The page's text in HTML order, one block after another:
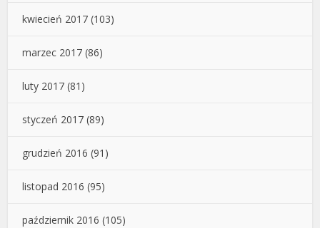
kwiecień 2017 (103)
marzec 2017 (86)
luty 2017 (81)
styczeń 2017 (89)
grudzień 2016 (91)
listopad 2016 (95)
październik 2016 (105)